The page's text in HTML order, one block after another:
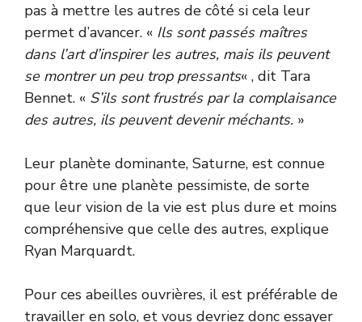
pas à mettre les autres de côté si cela leur
permet d’avancer. « Ils sont passés maîtres
dans l’art d’inspirer les autres, mais ils peuvent
se montrer un peu trop pressants« , dit Tara
Bennet. « S’ils sont frustrés par la complaisance
des autres, ils peuvent devenir méchants. »
Leur planète dominante, Saturne, est connue
pour être une planète pessimiste, de sorte
que leur vision de la vie est plus dure et moins
compréhensive que celle des autres, explique
Ryan Marquardt.
Pour ces abeilles ouvrières, il est préférable de
travailler en solo, et vous devriez donc essayer